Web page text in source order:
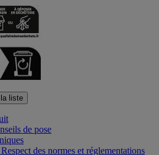
liste
de pose
des normes et réglementations